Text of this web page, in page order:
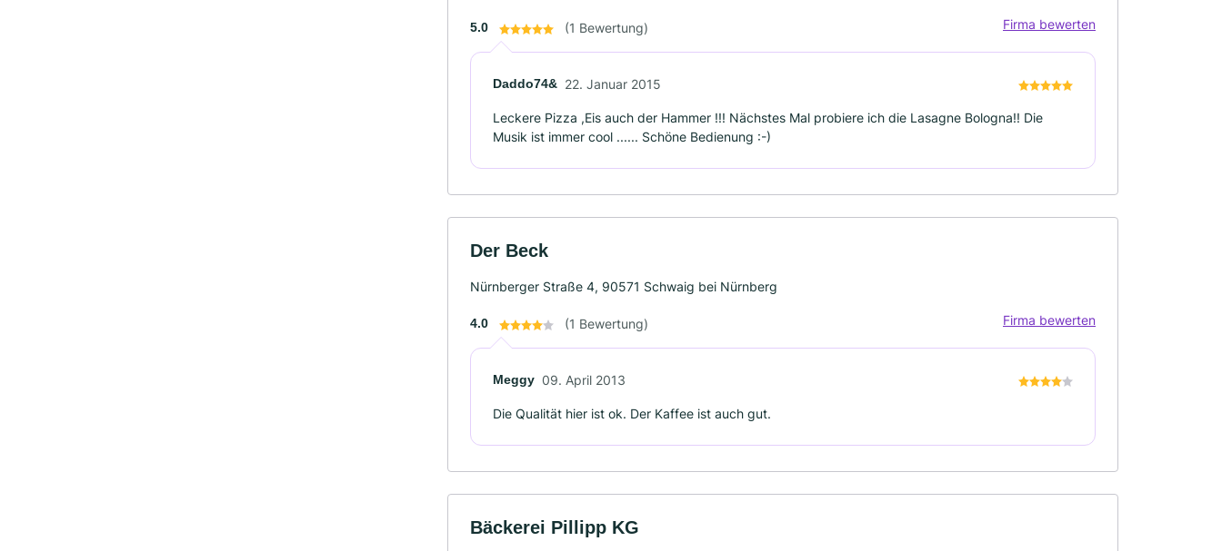
5.0 (1 Bewertung) Firma bewerten
Daddo74& 22. Januar 2015
Leckere Pizza ,Eis auch der Hammer !!! Nächstes Mal probiere ich die Lasagne Bologna!! Die
Musik ist immer cool ...... Schöne Bedienung :-)
Der Beck
Nürnberger Straße 4, 90571 Schwaig bei Nürnberg
4.0 (1 Bewertung) Firma bewerten
Meggy 09. April 2013
Die Qualität hier ist ok. Der Kaffee ist auch gut.
Bäckerei Pillipp KG